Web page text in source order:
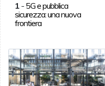
1- 5G e pubblica
sicurezza: una nuova
frontiera